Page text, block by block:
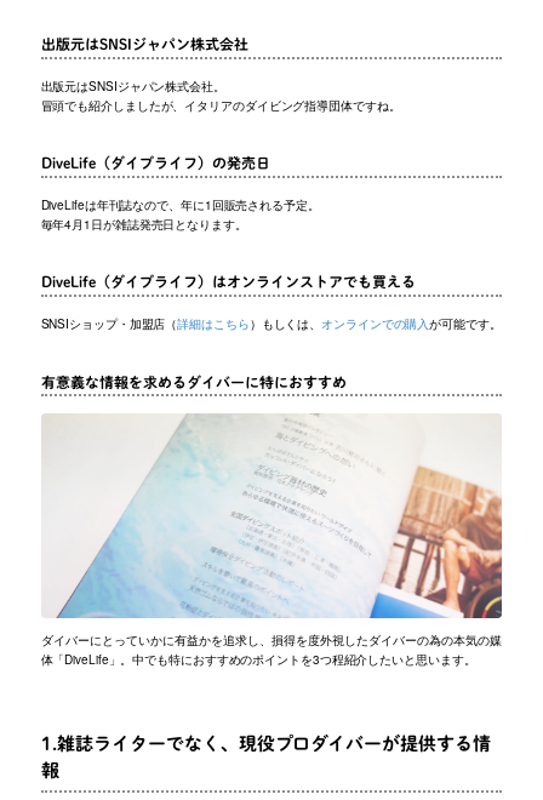
出版元はSNSIジャパン株式会社
出版元はSNSIジャパン株式会社。
冒頭でも紹介しましたが、イタリアのダイビング指導団体ですね。
DiveLife（ダイブライフ）の発売日
DiveLifeは年刊誌なので、年に1回販売される予定。
毎年4月1日が雑誌発売日となります。
DiveLife（ダイブライフ）はオンラインストアでも買える
SNSIショップ・加盟店（詳細はこちら）もしくは、 オンラインでの購入が可能です。
有意義な情報を求めるダイバーに特におすすめ
ダイバーにとっていかに有益かを追求し、損得を度外視したダイバーの為の本気の媒
体「DiveLife」。中でも特におすすめのポイントを3つ程紹介したいと思います。
1.雑誌ライターでなく、現役プロダイバーが提供する情
報